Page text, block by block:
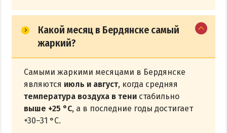
Какой месяц в Бердянске самый
жаркий?
Самыми жаркими месяцами в Бердянске
являются июль и август, когда средняя
температура воздуха в тени стабильно
выше +25 °С, а в последние годы достигает
+30–31 °С.